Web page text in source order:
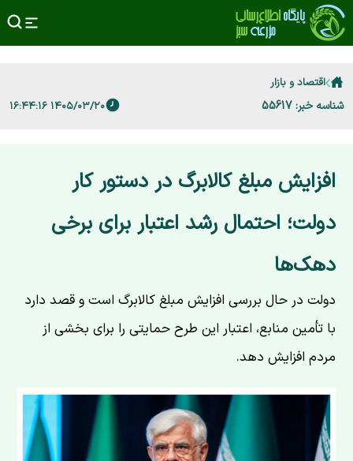
اقتصاد و بازار
شناسه خبر: 55617 ۱۴۰۵/۰۳/۲۰ ۱۶:۴۴:۱۶
افزایش مبلغ کالابرگ در دستور کار
دولت؛ احتمال رشد اعتبار برای برخی
دهک‌ها
دولت در حال بررسی افزایش مبلغ کالابرگ است و قصد دارد
با تأمین منابع، اعتبار این طرح حمایتی را برای بخشی از
مردم افزایش دهد.